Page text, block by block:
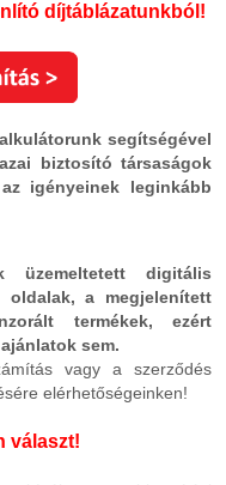
díjtáblázatunkból!
segítségével
biztosító társaságok
igényeinek leginkább
üzemeltetett digitális
oldalak, a megjelenített
termékek, ezért
sem.
vagy a szerződés
elérhetőségeinken!
választ!